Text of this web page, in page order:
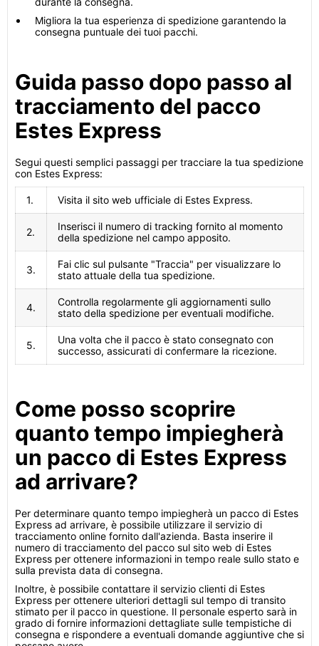
Migliora la tua esperienza di spedizione garantendo la
consegna puntuale dei tuoi pacchi.
Guida passo dopo passo al
tracciamento del pacco
Estes Express
Segui questi semplici passaggi per tracciare la tua spedizione
con Estes Express:
1. Visita il sito web ufficiale di Estes Express.
2.
Inserisci il numero di tracking fornito al momento
della spedizione nel campo apposito.
3.
Fai clic sul pulsante "Traccia" per visualizzare lo
stato attuale della tua spedizione.
4.
Controlla regolarmente gli aggiornamenti sullo
stato della spedizione per eventuali modifiche.
5.
Una volta che il pacco è stato consegnato con
successo, assicurati di confermare la ricezione.
Come posso scoprire
quanto tempo impiegherà
un pacco di Estes Express
ad arrivare?
Per determinare quanto tempo impiegherà un pacco di Estes
Express ad arrivare, è possibile utilizzare il servizio di
tracciamento online fornito dall'azienda. Basta inserire il
numero di tracciamento del pacco sul sito web di Estes
Express per ottenere informazioni in tempo reale sullo stato e
sulla prevista data di consegna.
Inoltre, è possibile contattare il servizio clienti di Estes
Express per ottenere ulteriori dettagli sul tempo di transito
stimato per il pacco in questione. Il personale esperto sarà in
grado di fornire informazioni dettagliate sulle tempistiche di
consegna e rispondere a eventuali domande aggiuntive che si